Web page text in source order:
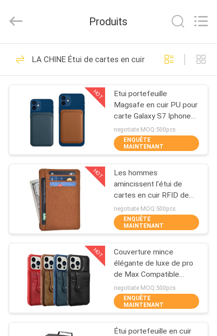
MAISON
PRODUITS
NOUS
VISITE
D'USINE
CONTRÔLE
QUALITÉ
PLAN
DU
Rights
by
EVA Hard Cases
69
EVA Storage Case
49
Housse de transport
d'EVA
33
Produits
LA CHINE Étui de cartes en cuir de portefeuille
HOT
Etui portefeuille
Magsafe en cuir PU pour
carte Galaxy S7 Iphone
13
negotiate MOQ:500pcs
ENQUÊTE
MAINTENANT
HOT
Les hommes
amincissent l'étui de
cartes en cuir RFID de
portefeuille bloquant le
minimaliste futé
negotiate MOQ:500pcs
ENQUÊTE
MAINTENANT
HOT
Couverture mince
élégante de luxe de pro
de Max Compatible
Vegan Leather Phone
d'iPhone 13 classique de
la meilleure qualité mince
negotiate MOQ:500pcs
ENQUÊTE
MAINTENANT
Étui portefeuille en cuir